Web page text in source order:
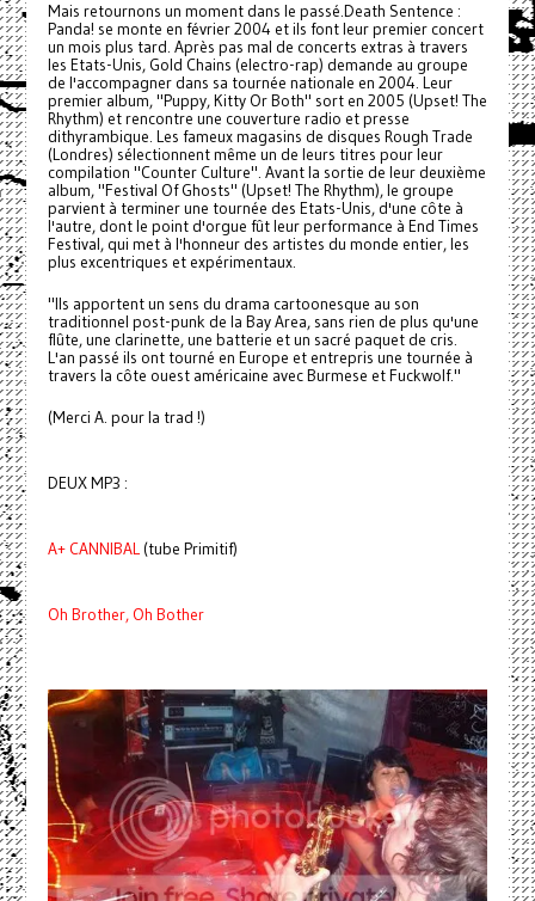
Mais retournons un moment dans le passé.Death Sentence :
Panda! se monte en février 2004 et ils font leur premier concert
un mois plus tard. Après pas mal de concerts extras à travers
les Etats-Unis, Gold Chains (electro-rap) demande au groupe
de l'accompagner dans sa tournée nationale en 2004. Leur
premier album, "Puppy, Kitty Or Both" sort en 2005 (Upset! The
Rhythm) et rencontre une couverture radio et presse
dithyrambique. Les fameux magasins de disques Rough Trade
(Londres) sélectionnent même un de leurs titres pour leur
compilation "Counter Culture". Avant la sortie de leur deuxième
album, "Festival Of Ghosts" (Upset! The Rhythm), le groupe
parvient à terminer une tournée des Etats-Unis, d'une côte à
l'autre, dont le point d'orgue fût leur performance à End Times
Festival, qui met à l'honneur des artistes du monde entier, les
plus excentriques et expérimentaux.
"Ils apportent un sens du drama cartoonesque au son
traditionnel post-punk de la Bay Area, sans rien de plus qu'une
flûte, une clarinette, une batterie et un sacré paquet de cris.
L'an passé ils ont tourné en Europe et entrepris une tournée à
travers la côte ouest américaine avec Burmese et Fuckwolf."
(Merci A. pour la trad !)
DEUX MP3 :
A+ CANNIBAL(tube Primitif)
Oh Brother, Oh Bother